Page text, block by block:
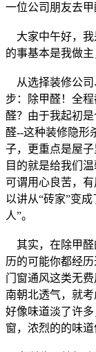
一位公司朋友去甲
大家中午好，我
的事基本是我做
从选择装修公司
步：除甲醛！全
醛？由于我起初
醛--这种装修隐形
子，更重点是屋
目的就是给我们
可谓用心良苦，
以讲从“砖家”变
人”。
其实，在除甲醛
历的可能你都经
门窗通风这类无
南朝北透气，就
好像味道淡了许
窗，浓烈的的味道